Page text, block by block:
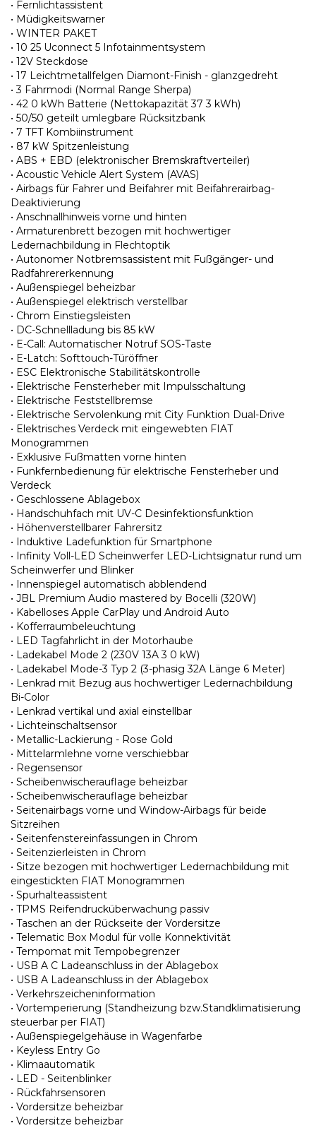
• Fernlichtassistent
• Müdigkeitswarner
• WINTER PAKET
• 10 25 Uconnect 5 Infotainmentsystem
• 12V Steckdose
• 17 Leichtmetallfelgen Diamont-Finish - glanzgedreht
• 3 Fahrmodi (Normal Range Sherpa)
• 42 0 kWh Batterie (Nettokapazität 37 3 kWh)
• 50/50 geteilt umlegbare Rücksitzbank
• 7 TFT Kombiinstrument
• 87 kW Spitzenleistung
• ABS + EBD (elektronischer Bremskraftverteiler)
• Acoustic Vehicle Alert System (AVAS)
• Airbags für Fahrer und Beifahrer mit Beifahrerairbag-
Deaktivierung
• Anschnallhinweis vorne und hinten
• Armaturenbrett bezogen mit hochwertiger
Ledernachbildung in Flechtoptik
• Autonomer Notbremsassistent mit Fußgänger- und
Radfahrererkennung
• Außenspiegel beheizbar
• Außenspiegel elektrisch verstellbar
• Chrom Einstiegsleisten
• DC-Schnellladung bis 85 kW
• E-Call: Automatischer Notruf SOS-Taste
• E-Latch: Softtouch-Türöffner
• ESC Elektronische Stabilitätskontrolle
• Elektrische Fensterheber mit Impulsschaltung
• Elektrische Feststellbremse
• Elektrische Servolenkung mit City Funktion Dual-Drive
• Elektrisches Verdeck mit eingewebten FIAT
Monogrammen
• Exklusive Fußmatten vorne hinten
• Funkfernbedienung für elektrische Fensterheber und
Verdeck
• Geschlossene Ablagebox
• Handschuhfach mit UV-C Desinfektionsfunktion
• Höhenverstellbarer Fahrersitz
• Induktive Ladefunktion für Smartphone
• Infinity Voll-LED Scheinwerfer LED-Lichtsignatur rund um
Scheinwerfer und Blinker
• Innenspiegel automatisch abblendend
• JBL Premium Audio mastered by Bocelli (320W)
• Kabelloses Apple CarPlay und Android Auto
• Kofferraumbeleuchtung
• LED Tagfahrlicht in der Motorhaube
• Ladekabel Mode 2 (230V 13A 3 0 kW)
• Ladekabel Mode-3 Typ 2 (3-phasig 32A Länge 6 Meter)
• Lenkrad mit Bezug aus hochwertiger Ledernachbildung
Bi-Color
• Lenkrad vertikal und axial einstellbar
• Lichteinschaltsensor
• Metallic-Lackierung - Rose Gold
• Mittelarmlehne vorne verschiebbar
• Regensensor
• Scheibenwischerauflage beheizbar
• Scheibenwischerauflage beheizbar
• Seitenairbags vorne und Window-Airbags für beide
Sitzreihen
• Seitenfenstereinfassungen in Chrom
• Seitenzierleisten in Chrom
• Sitze bezogen mit hochwertiger Ledernachbildung mit
eingestickten FIAT Monogrammen
• Spurhalteassistent
• TPMS Reifendrucküberwachung passiv
• Taschen an der Rückseite der Vordersitze
• Telematic Box Modul für volle Konnektivität
• Tempomat mit Tempobegrenzer
• USB A C Ladeanschluss in der Ablagebox
• USB A Ladeanschluss in der Ablagebox
• Verkehrszeicheninformation
• Vortemperierung (Standheizung bzw.Standklimatisierung
steuerbar per FIAT)
• Außenspiegelgehäuse in Wagenfarbe
• Keyless Entry Go
• Klimaautomatik
• LED - Seitenblinker
• Rückfahrsensoren
• Vordersitze beheizbar
• Vordersitze beheizbar